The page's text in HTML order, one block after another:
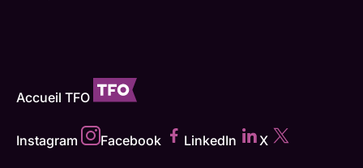
Accueil TFO
Instagram Facebook LinkedIn X